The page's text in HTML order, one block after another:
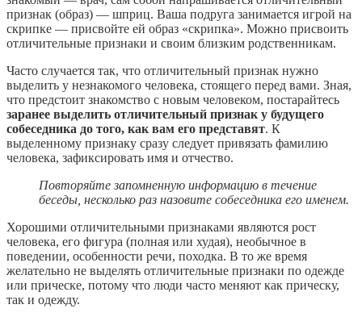
признак (образ) — шприц. Ваша подруга занимается игрой на
скрипке — присвойте ей образ «скрипка». Можно присвоить
отличительные признаки и своим близким родственникам.
Часто случается так, что отличительный признак нужно
выделить у незнакомого человека, стоящего перед вами. Зная,
что предстоит знакомство с новым человеком, постарайтесь
заранее выделить отличительный признак у будущего
собеседника до того, как вам его представят. К
выделенному признаку сразу следует привязать фамилию
человека, зафиксировать имя и отчество.
Повторяйте запомненную информацию в течение
беседы, несколько раз назовите собеседника его именем.
Хорошими отличительными признаками являются рост
человека, его фигура (полная или худая), необычное в
поведении, особенности речи, походка. В то же время
желательно не выделять отличительные признаки по одежде
или прическе, потому что люди часто меняют как прическу,
так и одежду.